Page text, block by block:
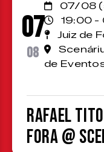
07
08
07/08
19:00 -
Juiz de
de
Rafael
Fora @